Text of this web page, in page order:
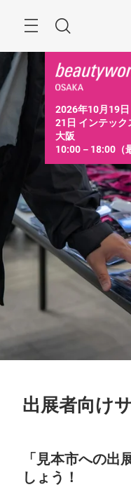
る
索
2026年10月19日
21日 インテック
大阪
10:00－18:00（
日は16:30まで）
出展者向け
「見本市への出
しょう！